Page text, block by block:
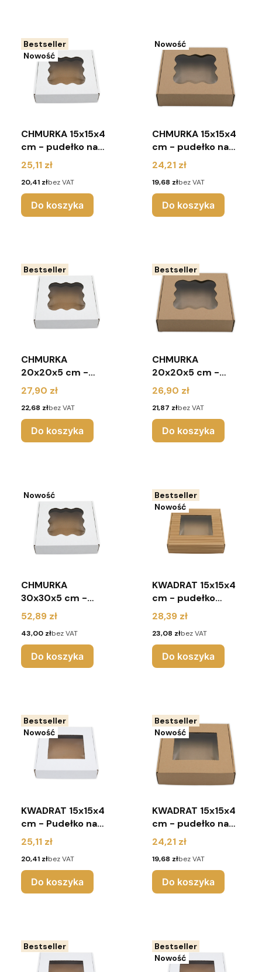
Bestseller
Nowość
CHMURKA 15x15x4
cm - pudełko na
pierniki z
okienkiem (pakiet
10 sztuk) - białe
Cena
25,11 zł
Cena
20,41 złbez VAT
Do koszyka
Nowość
CHMURKA 15x15x4
cm - pudełko na
pierniki z
okienkiem (pakiet
10 sztuk) - brąz
Cena
24,21 zł
Cena
19,68 złbez VAT
Do koszyka
Bestseller
CHMURKA
20x20x5 cm -
pudełko na pierniki
z okienkiem
(pakiet 10 sztuk) -
białe
Cena
27,90 zł
Cena
22,68 złbez VAT
Do koszyka
Bestseller
CHMURKA
20x20x5 cm -
pudełko na pierniki
z okienkiem
(pakiet 10 sztuk) -
brąz
Cena
26,90 zł
Cena
21,87 złbez VAT
Do koszyka
Nowość
CHMURKA
30x30x5 cm -
pudełko na pierniki
z okienkiem
(pakiet 10 sztuk) -
białe
Cena
52,89 zł
Cena
43,00 złbez VAT
Do koszyka
Bestseller
Nowość
KWADRAT 15x15x4
cm - pudełko
karbowane na
pierniki z
okienkiem (pakiet
10 sztuk) - brąz
Cena
28,39 zł
Cena
23,08 złbez VAT
Do koszyka
Bestseller
Nowość
KWADRAT 15x15x4
cm - Pudełko na
pierniki z
okienkiem (pakiet
10 sztuk) - białe
Cena
25,11 zł
Cena
20,41 złbez VAT
Do koszyka
Bestseller
Nowość
KWADRAT 15x15x4
cm - pudełko na
pierniki z
okienkiem (pakiet
10 sztuk) - brąz
Cena
24,21 zł
Cena
19,68 złbez VAT
Do koszyka
Bestseller
Bestseller
Nowość